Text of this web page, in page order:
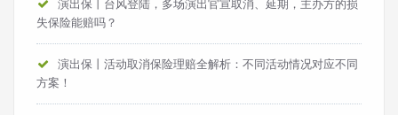
演出保丨台风登陆，多场演出官宣取消、延期，主办方的损
失保险能赔吗？
演出保丨活动取消保险理赔全解析：不同活动情况对应不同
方案！